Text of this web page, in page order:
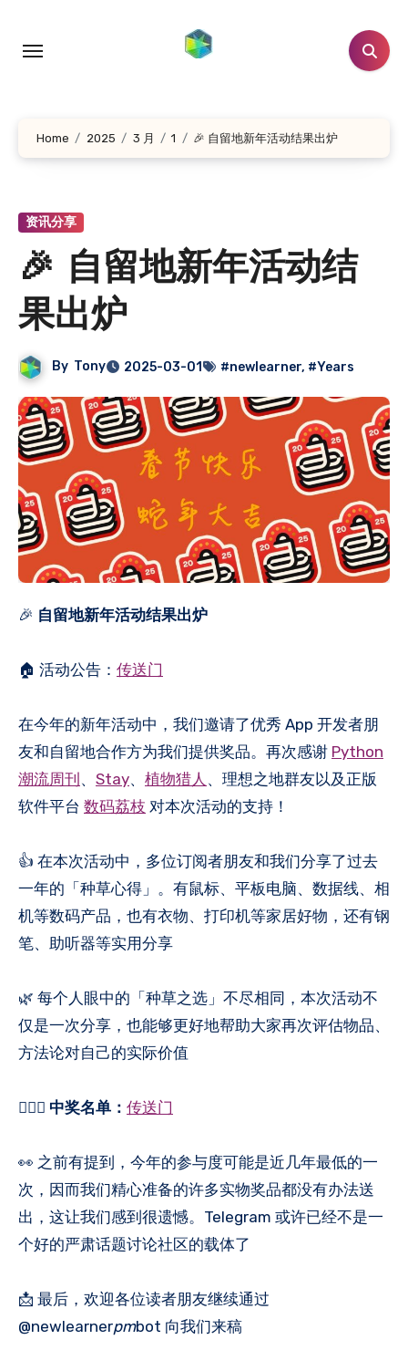
Home 2025 3 月 1 🎉 自留地新年活动结果出炉
资讯分享
🎉 自留地新年活动结
果出炉
By Tony 2025-03-01 #newlearner, #Years
自留地新年活动结果出炉
🏠 活动公告： 传送门
在今年的新年活动中，我们邀请了优秀 App 开发者朋
友和自留地合作方为我们提供奖品。再次感谢 Python
潮流周刊 、 Stay、 植物猎人 、理想之地群友以及正版
软件平台 数码荔枝 对本次活动的支持！
👍 在本次活动中，多位订阅者朋友和我们分享了过去
一年的「种草心得」。有鼠标、平板电脑、数据线、相
机等数码产品，也有衣物、打印机等家居好物，还有钢
笔、助听器等实用分享
🌿 每个人眼中的「种草之选」不尽相同，本次活动不
仅是一次分享，也能够更好地帮助大家再次评估物品、
方法论对自己的实际价值
🙍🏻‍♂️ 中奖名单： 传送门
👀 之前有提到，今年的参与度可能是近几年最低的一
次，因而我们精心准备的许多实物奖品都没有办法送
出，这让我们感到很遗憾。Telegram 或许已经不是一
个好的严肃话题讨论社区的载体了
📩 最后，欢迎各位读者朋友继续通过
@newlearnerpmbot 向我们来稿